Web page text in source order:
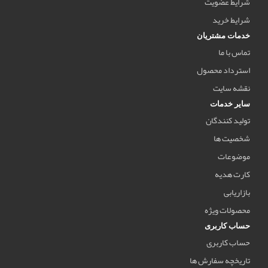
شرایط خرید
خدمات مشتریان
تماس با ما
استرداد محصول
نقشه سایت
سایر خدمات
تولید کنندگان
شخصیت ها
موضوعات
کارت هدیه
بازاریابی
محصولات ویژه
حساب کاربری
حساب کاربری
تاریخچه سفارش ها